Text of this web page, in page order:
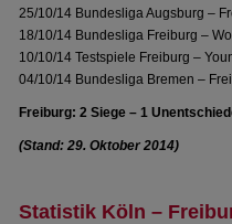
25/10/14 Bundesliga Augsburg –
18/10/14 Bundesliga Freiburg –
10/10/14 Testspiele Freiburg –
04/10/14 Bundesliga Bremen –
Freiburg: 2 Siege – 1
(Stand: 29. Oktober 2014)
Statistik Köln –